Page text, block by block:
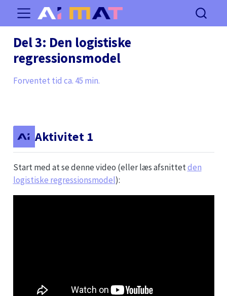
Del 3: Den logistiske
regressionsmodel
Forventet tid ca. 45 min.
Aktivitet 1
Start med at se denne video (eller læs afsnittetden
logistiske regressionsmodel):